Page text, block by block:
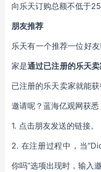
向乐天订购总额不低于25
朋友推荐
乐天有一个推荐一位好
家是通过已注册的乐天
已注册的乐天卖家就能
邀请呢？蓝海亿观网获悉
1. 点击朋友发送的链接。
2. 在注册过程中，当
你吗”选项出现时，输入